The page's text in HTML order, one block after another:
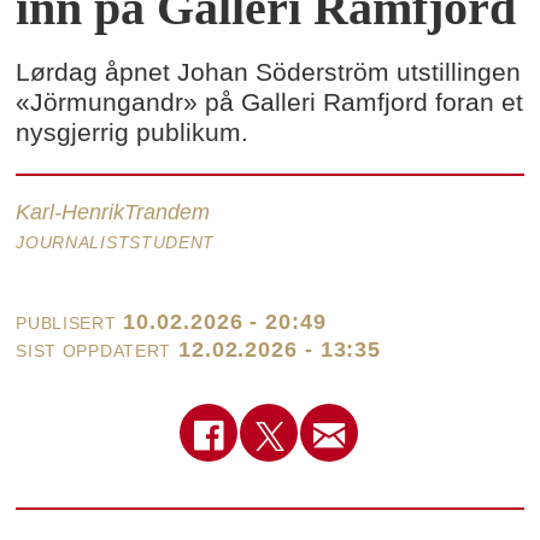
Lørdag åpnet Johan Söderström utstillingen
«Jörmungandr» på Galleri Ramfjord foran et
nysgjerrig publikum.
Karl-HenrikTrandem
JOURNALISTSTUDENT
PUBLISERT 10.02.2026 - 20:49
SIST OPPDATERT 12.02.2026 - 13:35